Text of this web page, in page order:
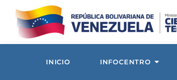
INICIO INFOCENTRO